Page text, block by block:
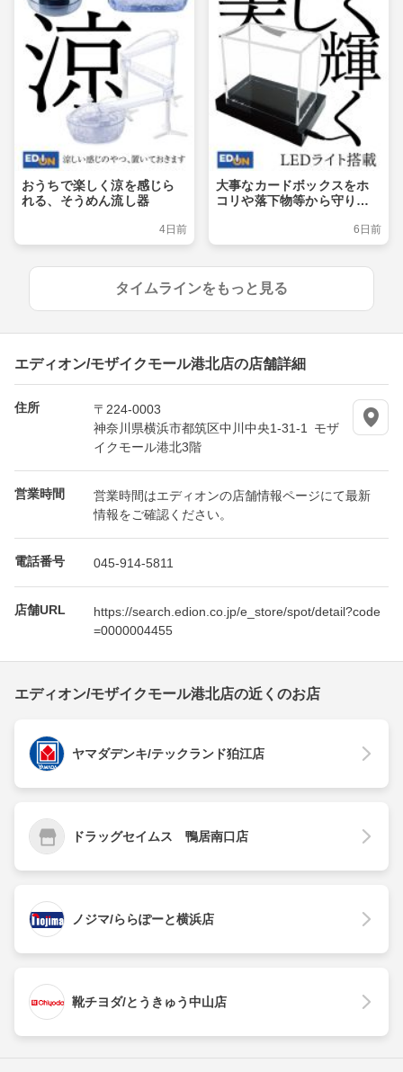
おうちで楽しく涼を感じら
れる、そうめん流し器
4日前
大事なカードボックスをホ
コリや落下物等から守りつ
6日前
タイムラインをもっと見る
エディオン/モザイクモール港北店の店舗詳細
住所
〒224-0003
神奈川県横浜市都筑区中川中央1-31-1 モザ
イクモール港北3階
営業時間
営業時間はエディオンの店舗情報ページにて最新
情報をご確認ください。
電話番号 045-914-5811
店舗URL
https://search.edion.co.jp/e_store/spot/detail?code
=0000004455
エディオン/モザイクモール港北店の近くのお店
ヤマダデンキ/テックランド狛江店
ドラッグセイムス 鴨居南口店
ノジマ/ららぽーと横浜店
靴チヨダ/とうきゅう中山店